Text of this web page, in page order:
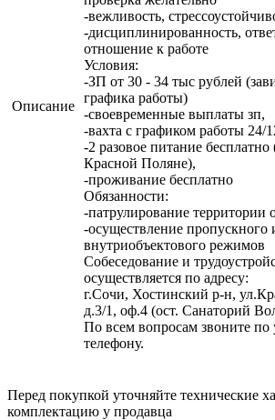
Описание
-вежливость,
-дисциплинированность,
отношение к работе
Условия:
-ЗП от 30 - 34 тыс рублей
графика работы)
-своевременные выплаты зп,
-вахта с графиком работы 24/
-2 разовое питание бесплатно
Красной Поляне),
-проживание бесплатно
Обязанности:
-патрулирование территории
-осуществление пропускного
внутриобъектового режимов
Собеседование и
осуществляется по адресу:
г.Сочи, Хостинский р-н,
д.3/1, оф.4 (ост. Санаторий
По всем вопросам звоните по
телефону.
Перед покупкой уточняйте технические
комплектацию у продавца